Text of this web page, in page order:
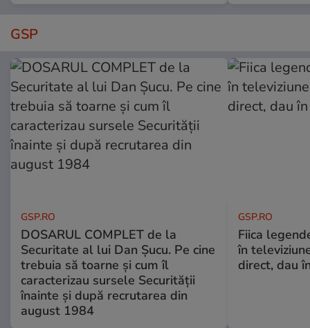
GSP
GSP.RO
DOSARUL COMPLET de la
Securitate al lui Dan Șucu. Pe cine
trebuia să toarne și cum îl
caracterizau sursele Securității
înainte și după recrutarea din
august 1984
GSP.RO
Fiica
în
direct, dau